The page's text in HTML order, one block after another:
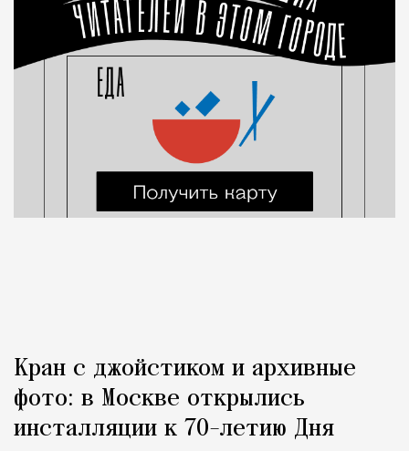
Кран с джойстиком и архивные
фото: в Москве открылись
инсталляции к 70-летию Дня